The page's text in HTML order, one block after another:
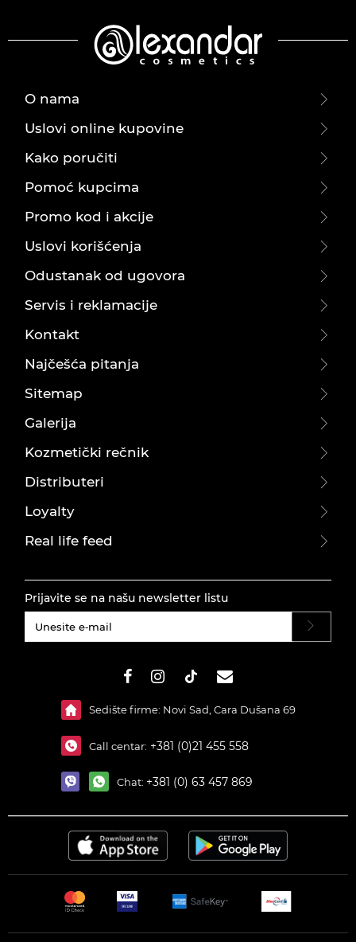
O nama
Uslovi online kupovine
Kako poručiti
Pomoć kupcima
Promo kod i akcije
Uslovi korišćenja
Odustanak od ugovora
Servis i reklamacije
Kontakt
Najčešća pitanja
Sitemap
Galerija
Kozmetički rečnik
Distributeri
Loyalty
Real life feed
Prijavite se na našu newsletter listu
Sedište firme: Novi Sad, Cara Dušana 69
Call centar: +381 (0)21 455 558
Chat: +381 (0) 63 457 869